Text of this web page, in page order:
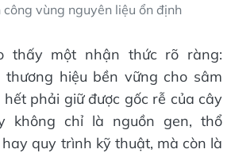
vùng nguyên liệu ổn định
thấy một nhận thức rõ ràng:
hiệu bền vững cho sâm
hết phải giữ được gốc rễ của cây
không chỉ là nguồn gen, thổ
quy trình kỹ thuật, mà còn là